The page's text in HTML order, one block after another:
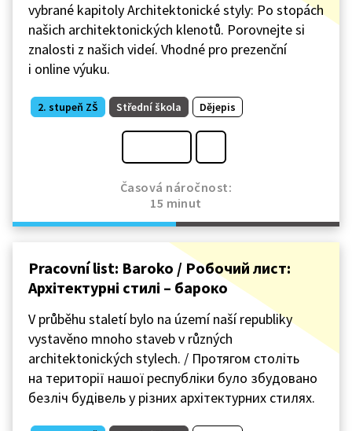
vybrané kapitoly Architektonické styly: Po stopách
našich architektonických klenotů. Porovnejte si
znalosti z našich videí. Vhodné pro prezenční
i online výuku.
2. stupeň ZŠ Střední škola Dějepis
Časová náročnost:
15 minut
Pracovní list: Baroko / Робочий лист:
Архітектурні стилі – бароко
V průběhu staletí bylo na území naší republiky
vystavěno mnoho staveb v různých
architektonických stylech. / Протягом століть
на території нашої республіки було збудовано
безліч будівель у різних архітектурних стилях.